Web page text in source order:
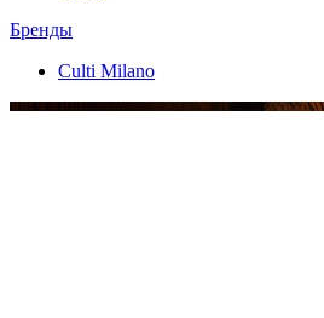
Бренды
Culti Milano